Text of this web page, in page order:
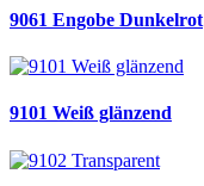
9061 Engobe Dunkelrot
9101 Weiß glänzend